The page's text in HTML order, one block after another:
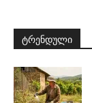
ტრენდული